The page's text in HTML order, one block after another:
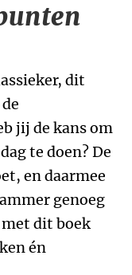
dit
jij de kans om
te doen? De
en daarmee
genoeg
dit boek
én